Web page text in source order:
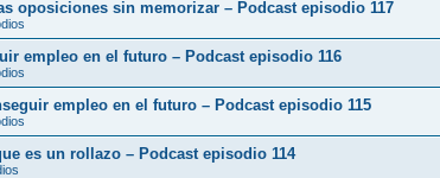
oposiciones sin memorizar – Podcast episodio 117
empleo en el futuro – Podcast episodio 116
empleo en el futuro – Podcast episodio 115
es un rollazo – Podcast episodio 114